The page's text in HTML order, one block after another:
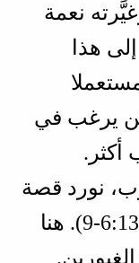
نعمة
هذا
يرغب في
أكثر.
نورد قصة
). هنا